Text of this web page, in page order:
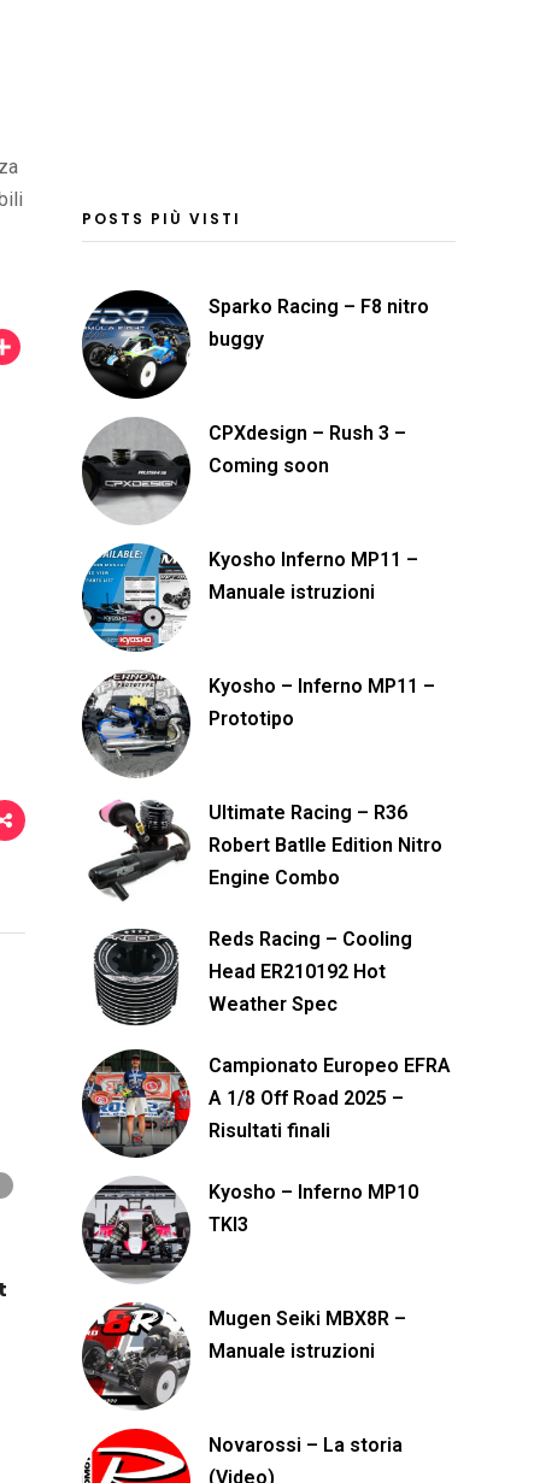
C
POSTS PIÙ VISTI
Sparko Racing – F8 nitro
buggy
CPXdesign – Rush 3 –
Coming soon
Kyosho Inferno MP11 –
Manuale istruzioni
Kyosho – Inferno MP11 –
Prototipo
Ultimate Racing – R36
Robert Batlle Edition Nitro
Engine Combo
Reds Racing – Cooling
Head ER210192 Hot
Weather Spec
Campionato Europeo EFRA
A 1/8 Off Road 2025 –
Risultati finali
Kyosho – Inferno MP10
TKI3
Mugen Seiki MBX8R –
Manuale istruzioni
Novarossi – La storia
(Video)